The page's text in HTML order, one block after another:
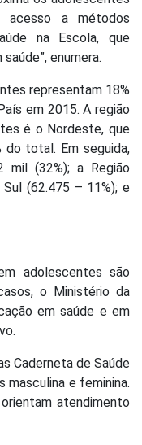
acesso a métodos
na Escola, que
enumera.
representam 18%
em 2015. A região
é o Nordeste, que
do total. Em seguida,
mil (32%); a Região
(62.475 – 11%); e
adolescentes são
o Ministério da
em saúde e em
Caderneta de Saúde
masculina e feminina.
atendimento